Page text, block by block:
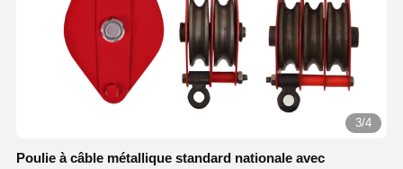
3/4
Poulie à câble métallique standard nationale avec